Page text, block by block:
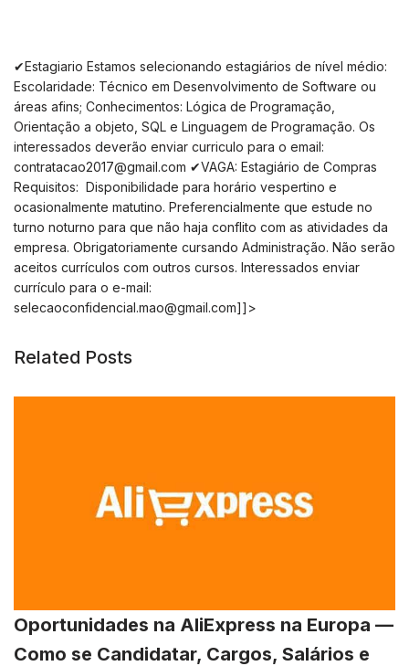
✔Estagiario Estamos selecionando estagiários de nível médio:
Escolaridade: Técnico em Desenvolvimento de Software ou
áreas afins; Conhecimentos: Lógica de Programação,
Orientação a objeto, SQL e Linguagem de Programação. Os
interessados deverão enviar curriculo para o email:
contratacao2017@gmail.com ✔VAGA: Estagiário de Compras
Requisitos: Disponibilidade para horário vespertino e
ocasionalmente matutino. Preferencialmente que estude no
turno noturno para que não haja conflito com as atividades da
empresa. Obrigatoriamente cursando Administração. Não serão
aceitos currículos com outros cursos. Interessados enviar
currículo para o e-mail:
selecaoconfidencial.mao@gmail.com]]>
Related Posts
Oportunidades na AliExpress na Europa —
Como se Candidatar, Cargos, Salários e